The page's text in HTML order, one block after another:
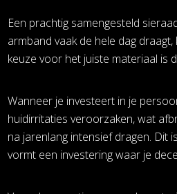
Een prachtig samengesteld
armband vaak de hele dag
keuze voor het juiste materiaal is
Wanneer je investeert in je
huidirritaties veroorzaken, wat
na jarenlang intensief dragen. Dit
vormt een investering waar je